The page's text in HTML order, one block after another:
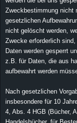
Zweckbestimmung nicht
gesetzlichen
nicht gelöscht werden,
Zwecke erforderlich
Daten werden gesperrt
z.B. für Daten, die aus
aufbewahrt werden
Nach gesetzlichen
insbesondere für 10
4, Abs. 4 HGB (Bücher,